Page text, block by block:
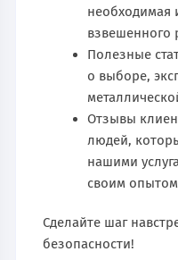
необходимая
взвешенного
Полезные
о выборе,
Отзывы
людей,
нашими
своим
Сделайте шаг
безопасности!